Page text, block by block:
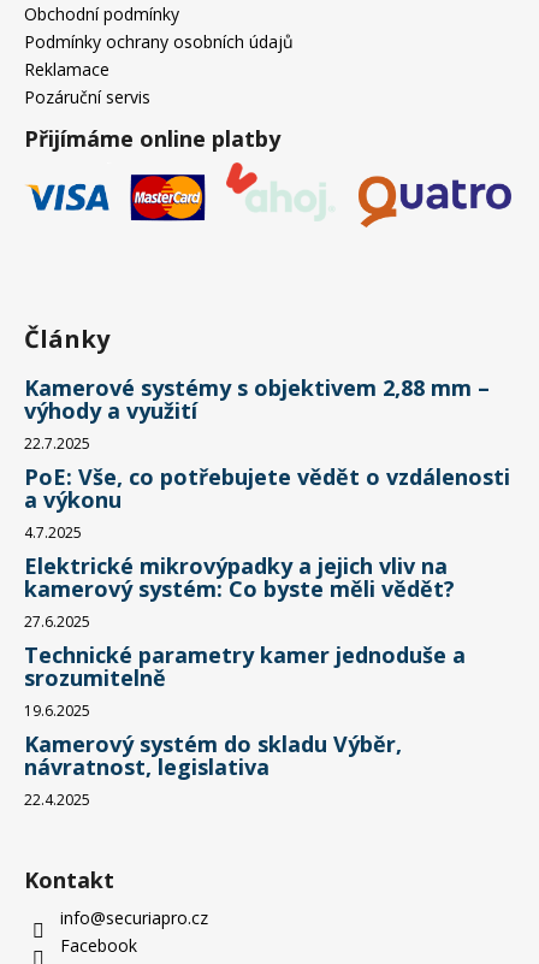
Obchodní podmínky
Podmínky ochrany osobních údajů
Reklamace
Pozáruční servis
Přijímáme online platby
Články
Kamerové systémy s objektivem 2,88 mm –
výhody a využití
22.7.2025
PoE: Vše, co potřebujete vědět o vzdálenosti
a výkonu
4.7.2025
Elektrické mikrovýpadky a jejich vliv na
kamerový systém: Co byste měli vědět?
27.6.2025
Technické parametry kamer jednoduše a
srozumitelně
19.6.2025
Kamerový systém do skladu Výběr,
návratnost, legislativa
22.4.2025
Kontakt
info@securiapro.cz
Facebook